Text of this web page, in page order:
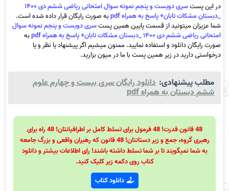
در این پست
سری دویست و پنجم نمونه سوال امتحانی ریاضی ششم دی ۱۴۰۰
_دبستان مشکات تابان+ پاسخ به همراه pdf
به صورت رایگان قرار داده شده است.
شما عزیزان میتونید از قسمت پایین همین پستسری دویست و پنجم نمونه سوال
امتحانی ریاضی ششم دی ۱۴۰۰ _دبستان مشکات تابان+ پاسخ به همراه pdf
به
صورت رایگان دانلود و استفاده نمایید. ممنون میشیم اگر پیشنهاد یا نظر و یا
درخواستی دارید در زیر همین پست با ما در میون بزارید.
مطلب پیشنهادی: دانلود رایگان سری بیست و چهارم علوم
ششم دبستان به همراه pdf
48 قانون قدرت! 48 فرمول برای تسلط کامل بر اطرافیانتان! 48 راه برای
رهبری گروه، جمع و زیر دستانتان! 48 قانون که رهبران واقعی و بزرگ جامعه
به شما نمیگویند تا بر شما تسلط داشته باشند! رای اطلاعات بیشتر و دانلود
کتاب روی دکمه زیر کلیک کنید.
دانلود کتاب